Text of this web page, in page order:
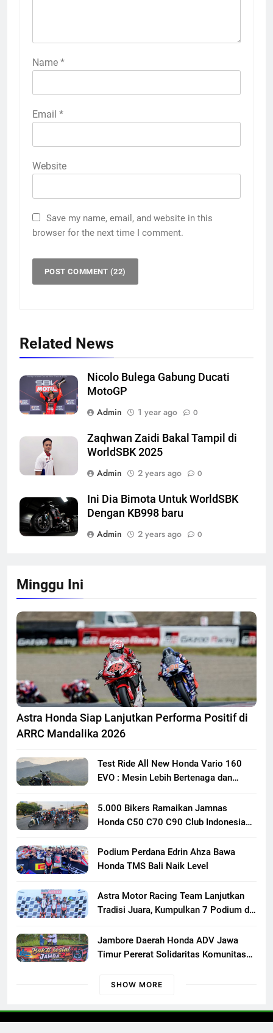
Name *
Email *
Website
Save my name, email, and website in this
browser for the next time I comment.
Related News
Nicolo Bulega Gabung Ducati
MotoGP
Admin
1 year ago 0
Zaqhwan Zaidi Bakal Tampil di
WorldSBK 2025
Admin
2 years ago 0
Ini Dia Bimota Untuk WorldSBK
Dengan KB998 baru
Admin
2 years ago 0
Minggu Ini
Astra Honda Siap Lanjutkan Performa Positif di
ARRC Mandalika 2026
Test Ride All New Honda Vario 160
EVO : Mesin Lebih Bertenaga dan
5.000 Bikers Ramaikan Jamnas
Honda C50 C70 C90 Club Indonesia
Persaudaraan Pecinta Motor Klasik
Honda
Podium Perdana Edrin Ahza Bawa
Honda TMS Bali Naik Level
Astra Motor Racing Team Lanjutkan
Tradisi Juara, Kumpulkan 7 Podium di
Jambore Daerah Honda ADV Jawa
Timur Pererat Solidaritas Komunitas
di Banyuwangi
SHOW MORE